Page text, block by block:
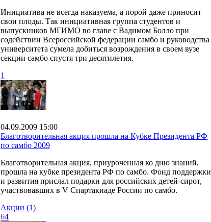
Инициатива не всегда наказуема, а порой даже приносит
свои плоды. Так инициативная группа студентов и
выпускников МГИМО во главе с Вадимом Болло при
содействии Всероссийской федерации самбо и руководства
университета сумела добиться возрождения в своем вузе
секции самбо спустя три десятилетия.
1
04.09.2009 15:00
Благотворительная акция прошла на Кубке Президента РФ
по самбо 2009
Благотворительная акция, приуроченная ко дню знаний,
прошла на кубке президента РФ по самбо. Фонд поддержки
и развития прислал подарки для российских детей-сирот,
участвовавших в V Спартакиаде России по самбо.
Акции (1)
64